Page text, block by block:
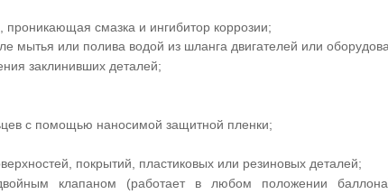
смазка и ингибитор коррозии;
мытья или полива водой из шланга двигателей или
заклинивших деталей;
с помощью наносимой защитной пленки;
покрытий, пластиковых или резиновых деталей;
клапаном (работает в любом положении